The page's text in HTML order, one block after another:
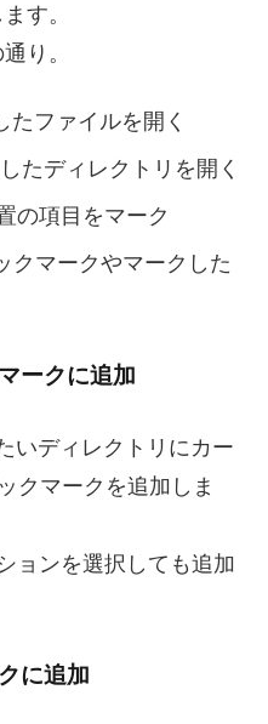
す。
り。
ファイルを開く
ディレクトリを開く
の項目をマーク
マークやマークした
ークに追加
いディレクトリにカー
クマークを追加しま
ョンを選択しても追加
に追加